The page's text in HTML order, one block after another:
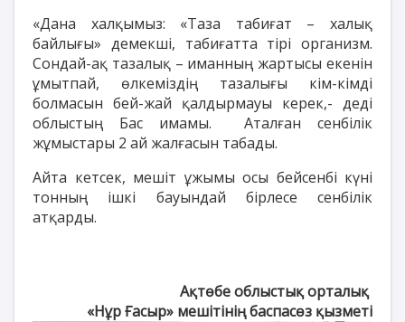
«Дана халқымыз: «Таза табиғат – халық
байлығы» демекші, табиғатта тірі организм.
Сондай-ақ тазалық – иманның жартысы екенін
ұмытпай, өлкеміздің тазалығы кім-кімді
болмасын бей-жай қалдырмауы керек,- деді
облыстың Бас имамы. Аталған сенбілік
жұмыстары 2 ай жалғасын табады.
Айта кетсек, мешіт ұжымы осы бейсенбі күні
тонның ішкі бауындай бірлесе сенбілік
атқарды.
Ақтөбе облыстық орталық
«Нұр Ғасыр» мешітінің баспасөз қызметі